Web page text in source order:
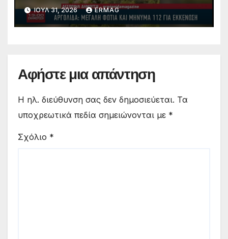
ΙΟΎΛ 31, 2026 ERMAG
Αφήστε μια απάντηση
Η ηλ. διεύθυνση σας δεν δημοσιεύεται. Τα
υποχρεωτικά πεδία σημειώνονται με *
Σχόλιο *